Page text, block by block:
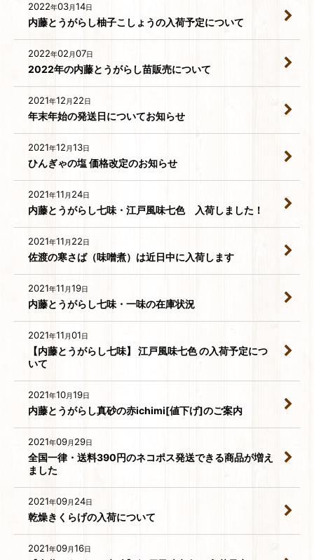
2022年03月14日
内藤とうがらし柚子こしょうの入荷予定について
2022年02 月07日
2022年の内藤とうがらし苗販売について
2021年12 月 22日
年末年始の発送日についてお知らせ
2021年12 月13日
ひんぎゃの塩 価格改定のお知らせ
2021年11 月 24日
内藤とうがらし七味・江戸風味七色 入荷しました！
2021年11 月 22日
佐渡の寒さば（味噌煮）は近日中に入荷します
2021年11 月19日
内藤とうがらし七味・一味の在庫状況
2021年11 月01日
【内藤とうがらし七味】 江戸風味七色 の入荷予定につ
いて
2021年10月19日
内藤とうがらし真砂の赤ichimi[値下げ]のご案内
2021年09月 29日
全国一律・送料390円のネコポス発送できる商品が増え
ました
2021年09月 24日
乾燥きくらげの入荷について
2021年09月16日